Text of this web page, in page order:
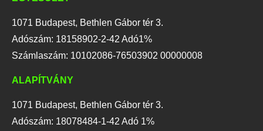
1071 Budapest, Bethlen Gábor tér 3.
Adószám: 18158902-2-42 Adó1%
Számlaszám: 10102086-76503902 00000008
ALAPÍTVÁNY
1071 Budapest, Bethlen Gábor tér 3.
Adószám: 18078484-1-42 Adó 1%